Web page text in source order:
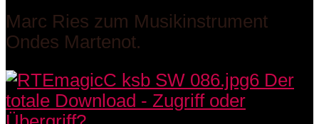
Marc Ries zum Musikinstrument
Ondes Martenot.